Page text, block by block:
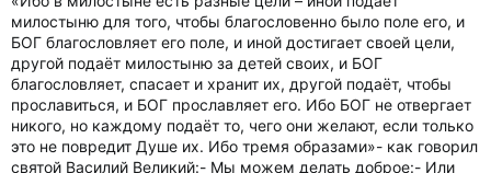
милостыню для того, чтобы благословенно было поле его, и
БОГ благословляет его поле, и иной достигает своей цели,
другой подаёт милостыню за детей своих, и БОГ
благословляет, спасает и хранит их, другой подаёт, чтобы
прославиться, и БОГ прославляет его. Ибо БОГ не отвергает
никого, но каждому подаёт то, чего они желают, если только
это не повредит Душе их. Ибо тремя образами»- как говорил
святой Василий Великий:- Мы можем делать доброе:- Или